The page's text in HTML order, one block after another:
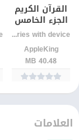
القرآن الكريم
الجزء الخامس
– بجودة عالية
بدون إنترنتVaries with device
AppleKing
40.48 MB
العلامات